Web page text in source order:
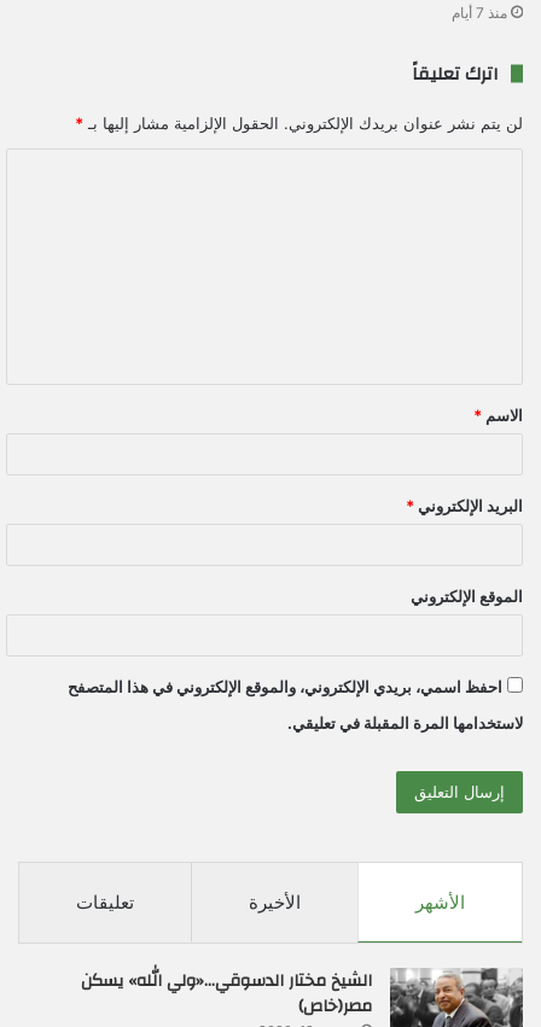
منذ 7 أيام
اترك تعليقاً
لن يتم نشر عنوان بريدك الإلكتروني. الحقول الإلزامية مشار إليها بـ *
ق
*
الاسم *
البريد الإلكتروني *
الموقع الإلكتروني
احفظ اسمي، بريدي الإلكتروني، والموقع الإلكتروني في هذا المتصفح
لاستخدامها المرة المقبلة في تعليقي.
الأشهر الأخيرة تعليقات
الشيخ مختار الدسوقي…«ولي الله» يسكن
مصر(خاص)